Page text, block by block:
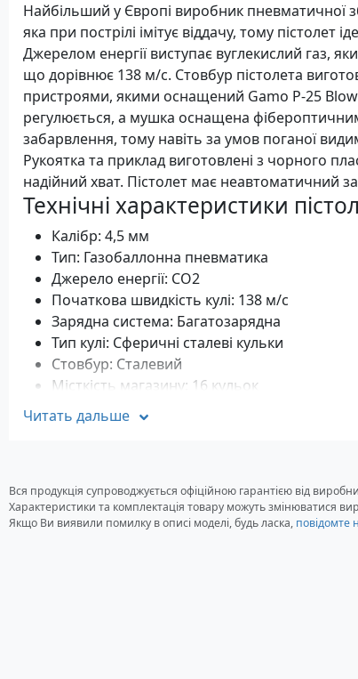
Найбільший у Європі виробник пневматичної
яка при пострілі імітує віддачу, тому пістолет
Джерелом енергії виступає вуглекислий газ,
що дорівнює 138 м/с. Стовбур пістолета
пристроями, якими оснащений Gamo P-25
регулюється, а мушка оснащена
забарвлення, тому навіть за умов поганої
Рукоятка та приклад виготовлені з чорного
надійний хват. Пістолет має неавтоматичний
Технічні характеристики
Калібр: 4,5 мм
Тип: Газобаллонна пневматика
Джерело енергії: CO2
Початкова швидкість кулі: 138 м/с
Зарядна система: Багатозарядна
Тип кулі: Сферичні сталеві кульки
Стовбур: Сталевий
Місткість магазину: 16 кульок
Запобіжник: Неавтоматичний
Довжина: 200 мм
Вага: 700 г
Читать дальше
Вся продукція супроводжується офіційною гарантією від
Характеристики та комплектація товару можуть змінюватися
Якщо Ви виявили помилку в описі моделі, будь ласка, повідомте